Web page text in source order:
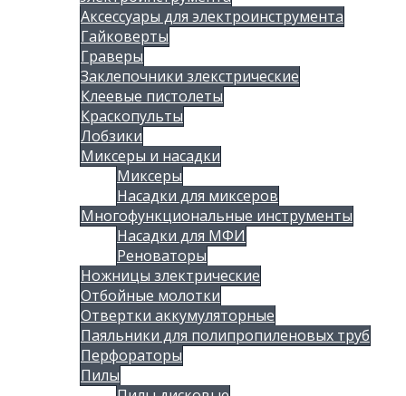
Аксессуары для электроинструмента
Гайковерты
Граверы
Заклепочники злекстрические
Клеевые пистолеты
Краскопульты
Лобзики
Миксеры и насадки
Миксеры
Насадки для миксеров
Многофункциональные инструменты
Насадки для МФИ
Реноваторы
Ножницы злектрические
Отбойные молотки
Отвертки аккумуляторные
Паяльники для полипропиленовых труб
Перфораторы
Пилы